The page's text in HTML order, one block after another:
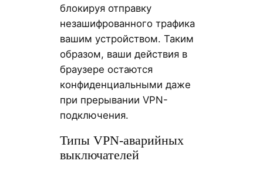
блокируя отправку
незашифрованного трафика
вашим устройством. Таким
образом, ваши действия в
браузере остаются
конфиденциальными даже
при прерывании VPN-
подключения.
Типы VPN-аварийных
выключателей